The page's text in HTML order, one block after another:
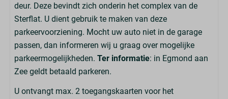
deur. Deze bevindt zich onderin het complex van de
Sterflat. U dient gebruik te maken van deze
parkeervoorziening. Mocht uw auto niet in de garage
passen, dan informeren wij u graag over mogelijke
parkeermogelijkheden. Ter informatie: in Egmond aan
Zee geldt betaald parkeren.
U ontvangt max. 2 toegangskaarten voor het